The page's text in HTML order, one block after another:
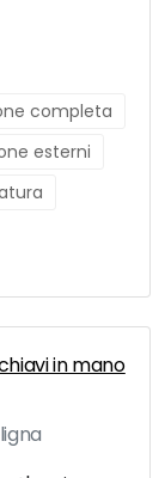
completa
esterni
in mano